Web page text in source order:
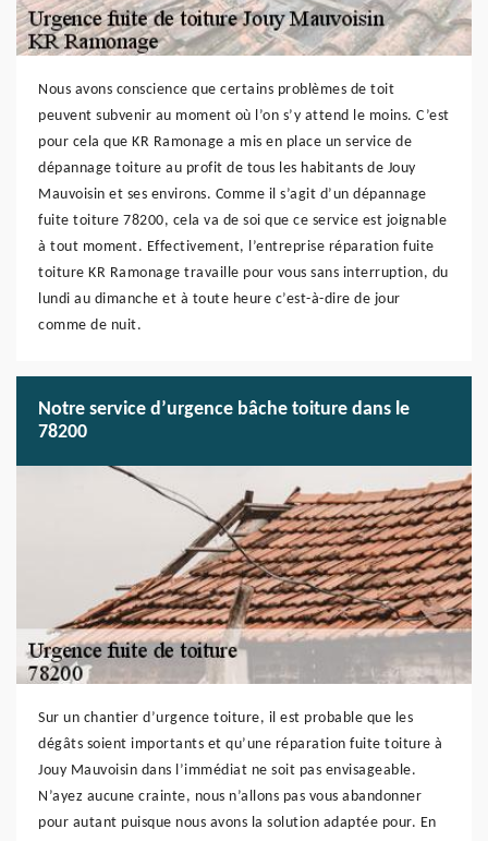
Nous avons conscience que certains problèmes de toit
peuvent subvenir au moment où l’on s’y attend le moins. C’est
pour cela que KR Ramonage a mis en place un service de
dépannage toiture au profit de tous les habitants de Jouy
Mauvoisin et ses environs. Comme il s’agit d’un dépannage
fuite toiture 78200, cela va de soi que ce service est joignable
à tout moment. Effectivement, l’entreprise réparation fuite
toiture KR Ramonage travaille pour vous sans interruption, du
lundi au dimanche et à toute heure c’est-à-dire de jour
comme de nuit.
Notre service d’urgence bâche toiture dans le
78200
Sur un chantier d’urgence toiture, il est probable que les
dégâts soient importants et qu’une réparation fuite toiture à
Jouy Mauvoisin dans l’immédiat ne soit pas envisageable.
N’ayez aucune crainte, nous n’allons pas vous abandonner
pour autant puisque nous avons la solution adaptée pour. En